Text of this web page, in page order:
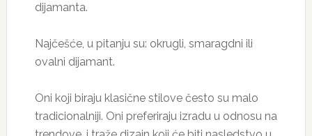
dijamanta.
Najčešće, u pitanju su: okrugli, smaragdni ili
ovalni dijamant.
Oni koji biraju klasične stilove često su malo
tradicionalniji. Oni preferiraju izradu u odnosu na